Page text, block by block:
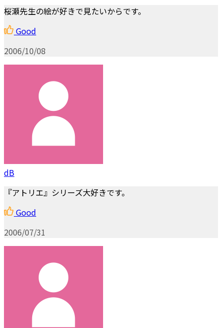
桜瀬先生の絵が好きで見たいからです。
Good
2006/10/08
dB
『アトリエ』シリーズ大好きです。
Good
2006/07/31